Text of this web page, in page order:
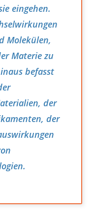
eingehen.
Molekülen,
Materie zu
befasst
der
der